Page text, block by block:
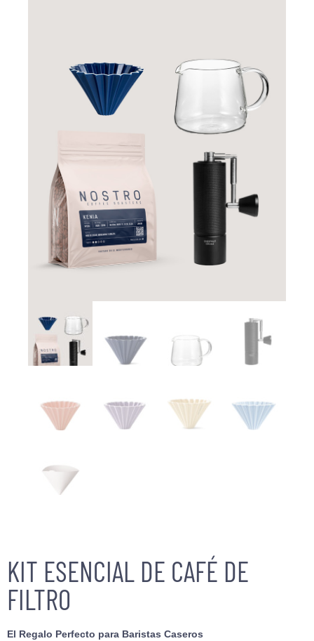
KIT ESENCIAL DE CAFÉ DE
FILTRO
El Regalo Perfecto para Baristas Caseros